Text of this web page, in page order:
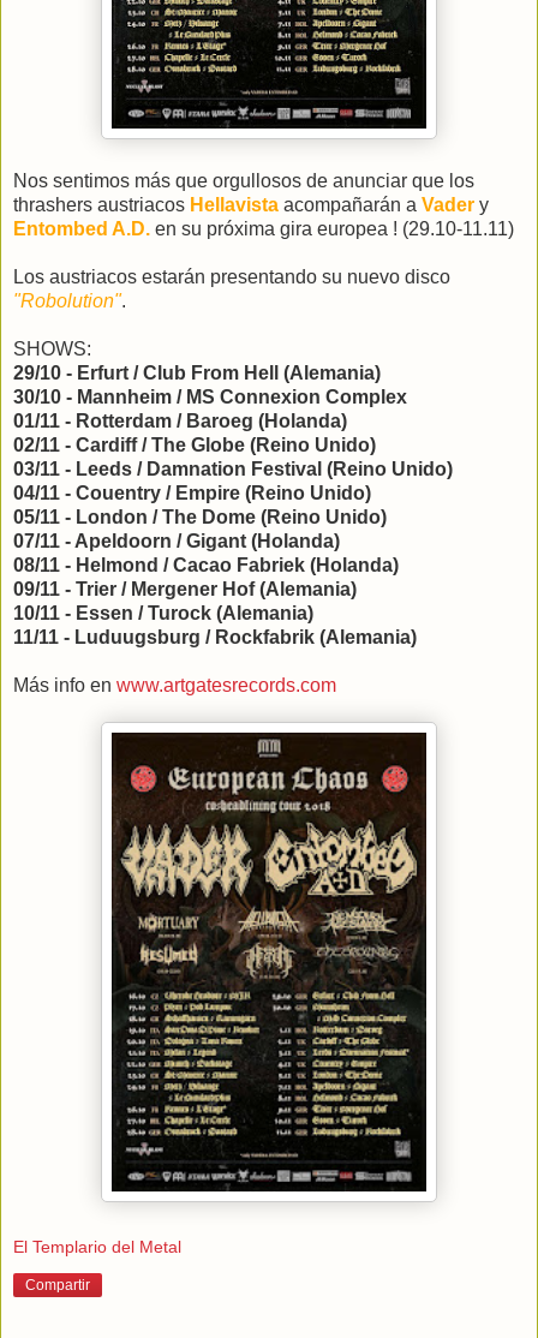
Nos sentimos más que orgullosos de anunciar que los
thrashers austriacos Hellavista acompañarán a Vader y
Entombed A.D. en su próxima gira europea ! (29.10-11.11)
Los austriacos estarán presentando su nuevo disco
"Robolution".
SHOWS:
29/10 - Erfurt / Club From Hell (Alemania)
30/10 - Mannheim / MS Connexion Complex
01/11 - Rotterdam / Baroeg (Holanda)
02/11 - Cardiff / The Globe (Reino Unido)
03/11 - Leeds / Damnation Festival (Reino Unido)
04/11 - Couentry / Empire (Reino Unido)
05/11 - London / The Dome (Reino Unido)
07/11 - Apeldoorn / Gigant (Holanda)
08/11 - Helmond / Cacao Fabriek (Holanda)
09/11 - Trier / Mergener Hof (Alemania)
10/11 - Essen / Turock (Alemania)
11/11 - Luduugsburg / Rockfabrik (Alemania)
Más info en www.artgatesrecords.com
El Templario del Metal
Compartir